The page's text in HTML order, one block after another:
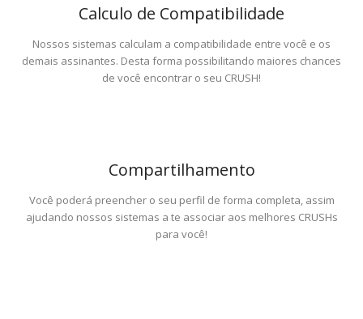
Calculo de Compatibilidade
Nossos sistemas calculam a compatibilidade entre você e os
demais assinantes. Desta forma possibilitando maiores chances
de você encontrar o seu CRUSH!
Compartilhamento
Você poderá preencher o seu perfil de forma completa, assim
ajudando nossos sistemas a te associar aos melhores CRUSHs
para você!